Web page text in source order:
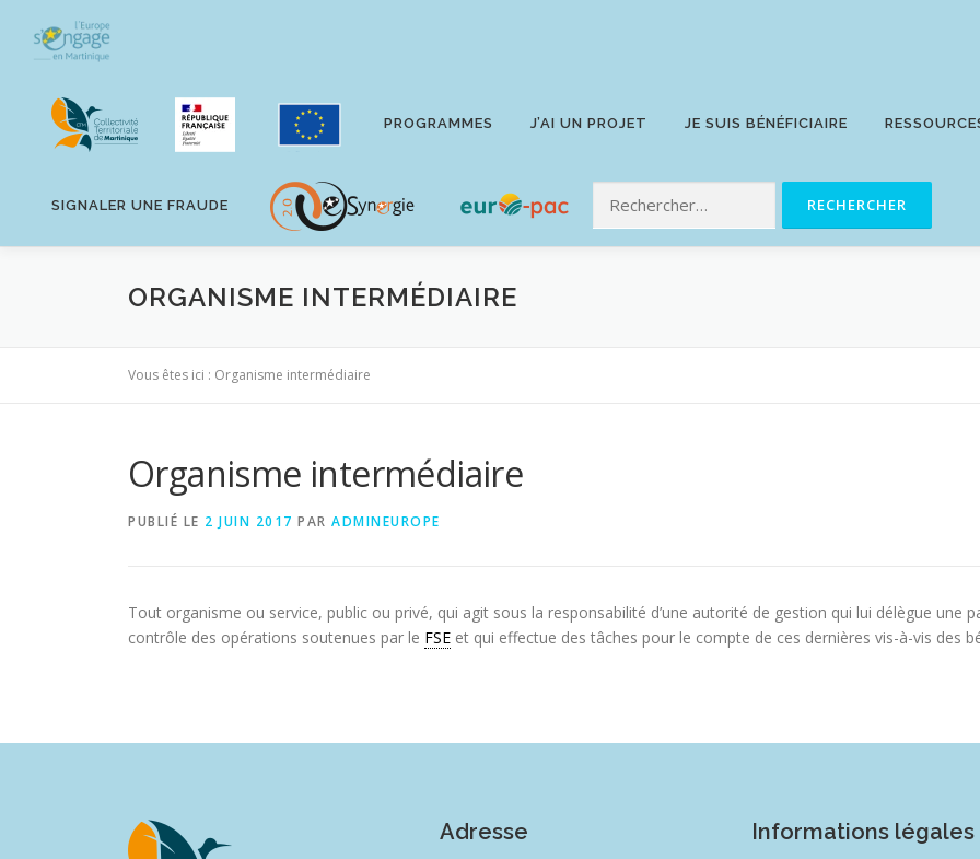
contenu
PROGRAMMES J’AI UN PROJET JE SUIS BÉNÉFICIAIRE
SIGNALER UNE FRAUDE
ORGANISME INTERMÉDIAIRE
Vous êtes ici : Organisme intermédiaire
Organisme intermédiaire
PUBLIÉ LE 2 JUIN 2017 PAR ADMINEUROPE
Tout organisme ou service, public ou privé, qui agit sous la responsabilité d’une autorité de gestion qui lui délègue une
contrôle des opérations soutenues par le FSE et qui effectue des tâches pour le compte de ces dernières vis-à-vis des
Adresse Informations légales